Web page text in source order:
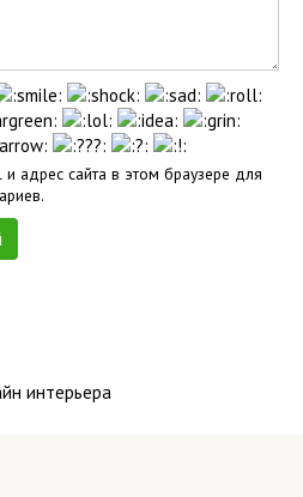
адрес сайта в этом браузере для
интерьера